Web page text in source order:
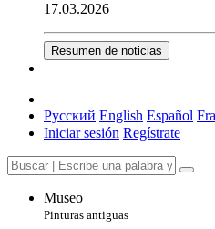
17.03.2026
Resumen de noticias
Русский English Español
Iniciar sesión Regístrate
Museo
Pinturas antiguas